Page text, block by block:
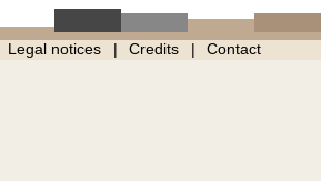
Legal notices Credits Contact